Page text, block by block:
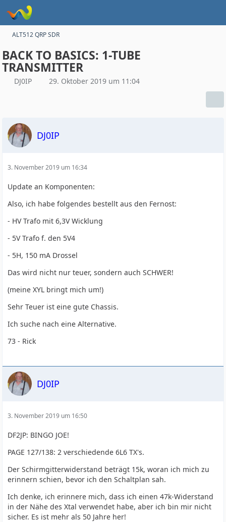
ALT512 QRP SDR
BACK TO BASICS: 1-TUBE
TRANSMITTER
DJ0IP 29. Oktober 2019 um 11:04
DJ0IP
3. November 2019 um 16:34
Update an Komponenten:
Also, ich habe folgendes bestellt aus den Fernost:
- HV Trafo mit 6,3V Wicklung
- 5V Trafo f. den 5V4
- 5H, 150 mA Drossel
Das wird nicht nur teuer, sondern auch SCHWER!
(meine XYL bringt mich um!)
Sehr Teuer ist eine gute Chassis.
Ich suche nach eine Alternative.
73 - Rick
DJ0IP
3. November 2019 um 16:50
DF2JP: BINGO JOE!
PAGE 127/138: 2 verschiedende 6L6 TX's.
Der Schirmgitterwiderstand beträgt 15k, woran ich mich zu
erinnern schien, bevor ich den Schaltplan sah.
Ich denke, ich erinnere mich, dass ich einen 47k-Widerstand
in der Nähe des Xtal verwendet habe, aber ich bin mir nicht
sicher. Es ist mehr als 50 Jahre her!